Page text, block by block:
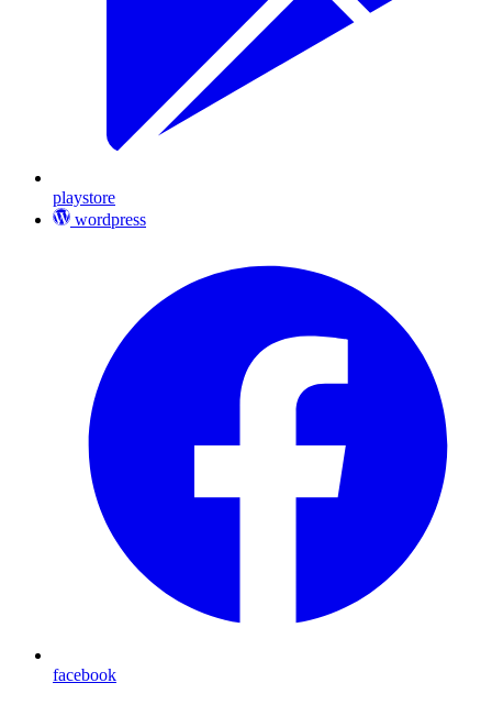
playstore
wordpress
facebook